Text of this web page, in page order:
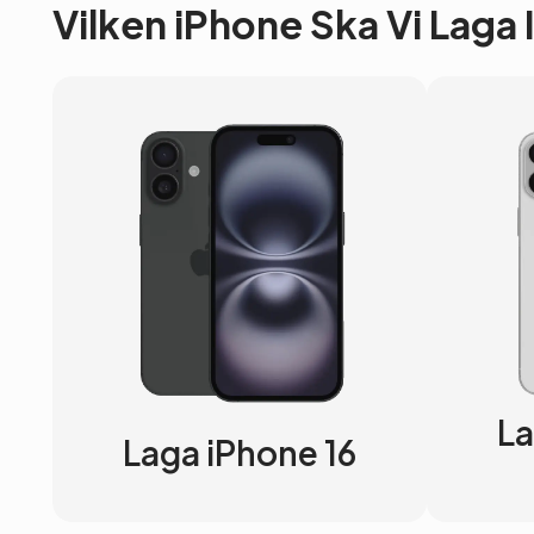
Vilken iPhone Ska Vi Laga
Laga iPhone 16